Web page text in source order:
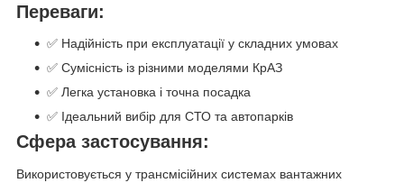
Переваги:
✅ Надійність при експлуатації у складних умовах
✅ Сумісність із різними моделями КрАЗ
✅ Легка установка і точна посадка
✅ Ідеальний вибір для СТО та автопарків
Сфера застосування:
Використовується у трансмісійних системах вантажних